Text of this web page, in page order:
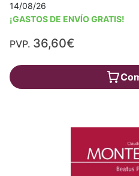
14/08/26
¡GASTOS DE ENVÍO GRATIS!
PVP. 36,60€